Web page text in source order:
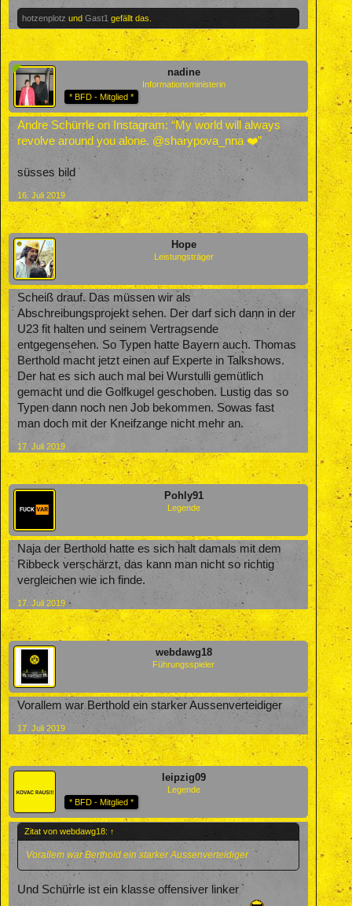
hotzenplotz und Gast1 gefällt das.
nadine
Informationsministerin
* BFD - Mitglied *
Andre Schürrle on Instagram: “My world will always
revolve around you alone. @sharypova_nna ❤️”
süsses bild
16. Juli 2019
Hope
Leistungsträger
Scheiß drauf. Das müssen wir als
Abschreibungsprojekt sehen. Der darf sich dann in der
U23 fit halten und seinem Vertragsende
entgegensehen. So Typen hatte Bayern auch. Thomas
Berthold macht jetzt einen auf Experte in Talkshows.
Der hat es sich auch mal bei Wurstulli gemütlich
gemacht und die Golfkugel geschoben. Lustig das so
Typen dann noch nen Job bekommen. Sowas fast
man doch mit der Kneifzange nicht mehr an.
17. Juli 2019
Pohly91
Legende
Naja der Berthold hatte es sich halt damals mit dem
Ribbeck verschärzt, das kann man nicht so richtig
vergleichen wie ich finde.
17. Juli 2019
webdawg18
Führungsspieler
Vorallem war Berthold ein starker Aussenverteidiger
17. Juli 2019
leipzig09
Legende
* BFD - Mitglied *
Zitat von webdawg18: ↑
Vorallem war Berthold ein starker Aussenverteidiger
Und Schürrle ist ein klasse offensiver linker